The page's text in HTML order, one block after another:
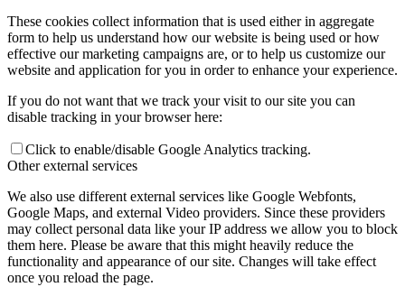
These cookies collect information that is used either in aggregate
form to help us understand how our website is being used or how
effective our marketing campaigns are, or to help us customize our
website and application for you in order to enhance your experience.
If you do not want that we track your visit to our site you can
disable tracking in your browser here:
Click to enable/disable Google Analytics tracking.
Other external services
We also use different external services like Google Webfonts,
Google Maps, and external Video providers. Since these providers
may collect personal data like your IP address we allow you to block
them here. Please be aware that this might heavily reduce the
functionality and appearance of our site. Changes will take effect
once you reload the page.